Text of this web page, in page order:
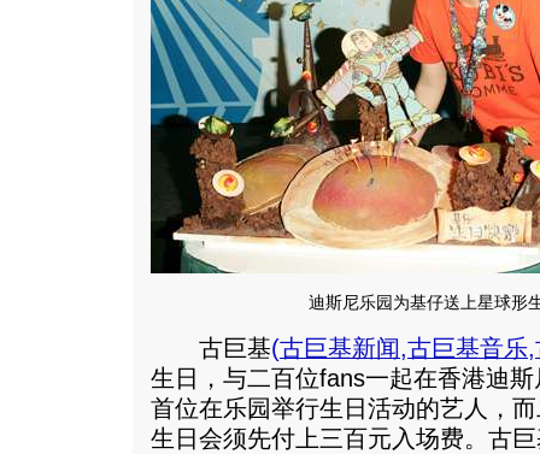
迪斯尼乐园为基仔送上星球形
古巨基(古巨基新闻,古巨基音乐,
生日，与二百位fans一起在香港迪
首位在乐园举行生日活动的艺人，
生日会须先付上三百元入场费。古